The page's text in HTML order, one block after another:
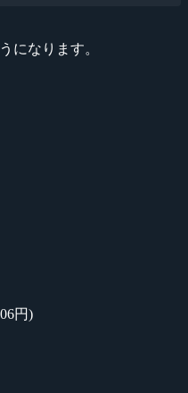
になります。
円)